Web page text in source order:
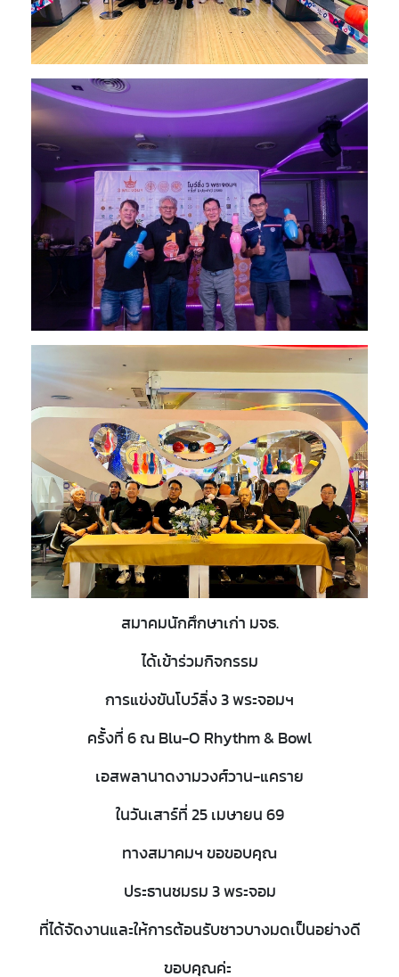
สมาคมนักศึกษาเก่า มจธ.
ได้เข้าร่วมกิจกรรม
การแข่งขันโบว์ลิ่ง 3 พระจอมฯ
ครั้งที่ 6 ณ Blu-O Rhythm & Bowl
เอสพลานาดงามวงศ์วาน-แคราย
ในวันเสาร์ที่ 25 เมษายน 69
ทางสมาคมฯ ขอขอบคุณ
ประธานชมรม 3 พระจอม
ที่ได้จัดงานและให้การต้อนรับชาวบางมดเป็นอย่างดี
ขอบคุณค่ะ